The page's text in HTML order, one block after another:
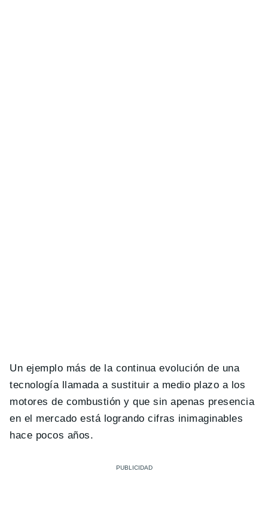
Un ejemplo más de la continua evolución de una
tecnología llamada a sustituir a medio plazo a los
motores de combustión y que sin apenas presencia
en el mercado está logrando cifras inimaginables
hace pocos años.